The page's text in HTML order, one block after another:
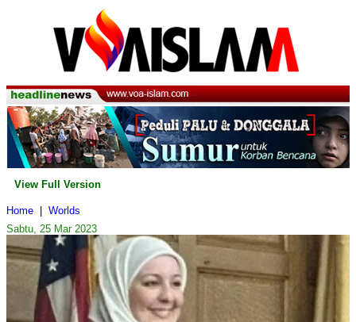
View Full Version
Home
Worlds
Sabtu, 25 Mar 2023